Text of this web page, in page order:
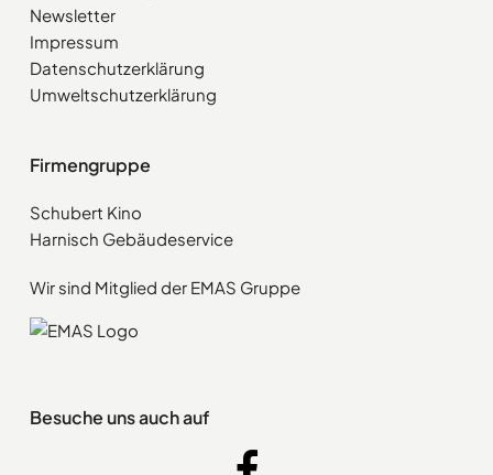
Newsletter
Impressum
Datenschutzerklärung
Umweltschutzerklärung
Firmengruppe
Schubert Kino
Harnisch Gebäudeservice
Wir sind Mitglied der EMAS Gruppe
Besuche uns auch auf